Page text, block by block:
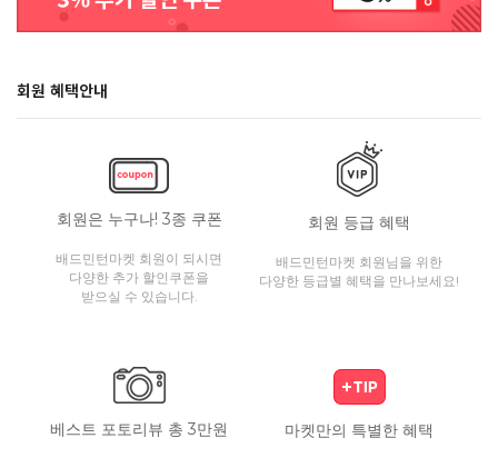
회원 혜택안내
회원은 누구나! 3종 쿠폰
배드민턴마켓 회원이 되시면
다양한 추가 할인쿠폰을
받으실 수 있습니다.
회원 등급 혜택
배드민턴마켓 회원님을 위한
다양한 등급별 혜택을 만나보세요!
베스트 포토리뷰 총 3만원 마켓만의 특별한 혜택